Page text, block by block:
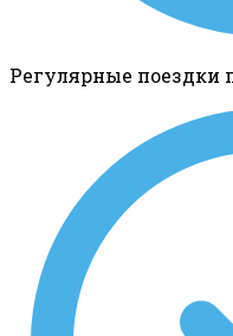
Регулярные поездки